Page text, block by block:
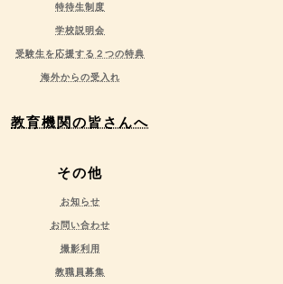
特待生制度
学校説明会
受験生を応援する２つの特典
海外からの受入れ
教育機関の皆さんへ
その他
お知らせ
お問い合わせ
撮影利用
教職員募集